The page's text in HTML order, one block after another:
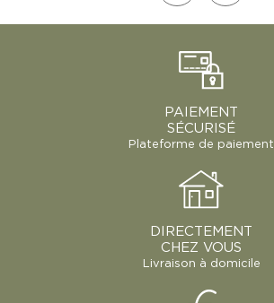
PAIEMENT
SÉCURISÉ
Plateforme de paiement
DIRECTEMENT
CHEZ VOUS
Livraison à domicile